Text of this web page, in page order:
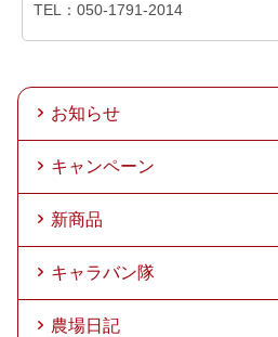
TEL：050-1791-2014
お知らせ
キャンペーン
新商品
キャラバン隊
農場日記